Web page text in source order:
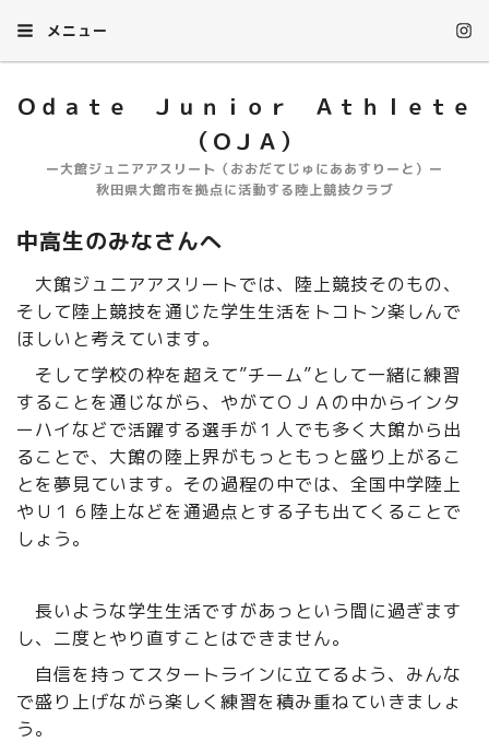
メニュー
Ｏｄａｔｅ Ｊｕｎｉｏｒ Ａｔｈｌｅｔｅ
（ＯＪＡ）
ー大館ジュニアアスリート（おおだてじゅにああすりーと）ー
秋田県大館市を拠点に活動する陸上競技クラブ
中高生のみなさんへ
大館ジュニアアスリートでは、陸上競技そのもの、
そして陸上競技を通じた学生生活をトコトン楽しんで
ほしいと考えています。
そして学校の枠を超えて”チーム”として一緒に練習
することを通じながら、やがてＯＪＡの中からインタ
ーハイなどで活躍する選手が１人でも多く大館から出
ることで、大館の陸上界がもっともっと盛り上がるこ
とを夢見ています。その過程の中では、全国中学陸上
やＵ１６陸上などを通過点とする子も出てくることで
しょう。
長いような学生生活ですがあっという間に過ぎます
し、二度とやり直すことはできません。
自信を持ってスタートラインに立てるよう、みんな
で盛り上げながら楽しく練習を積み重ねていきましょ
う。